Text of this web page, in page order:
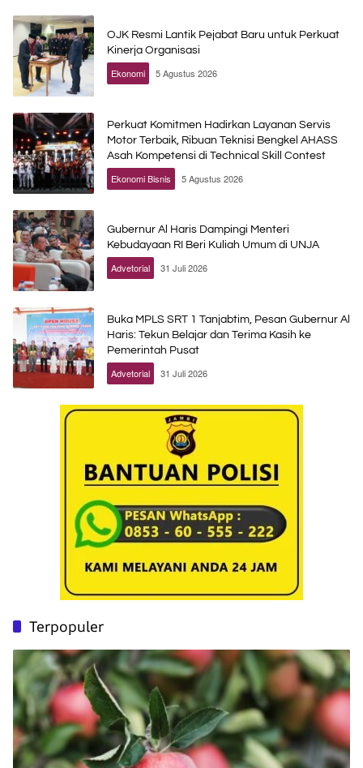
OJK Resmi Lantik Pejabat Baru untuk Perkuat
Kinerja Organisasi
Ekonomi 5 Agustus 2026
Perkuat Komitmen Hadirkan Layanan Servis
Motor Terbaik, Ribuan Teknisi Bengkel AHASS
Asah Kompetensi di Technical Skill Contest
Ekonomi Bisnis 5 Agustus 2026
Gubernur Al Haris Dampingi Menteri
Kebudayaan RI Beri Kuliah Umum di UNJA
Advetorial 31 Juli 2026
Buka MPLS SRT 1 Tanjabtim, Pesan Gubernur Al
Haris: Tekun Belajar dan Terima Kasih ke
Pemerintah Pusat
Advetorial 31 Juli 2026
Terpopuler